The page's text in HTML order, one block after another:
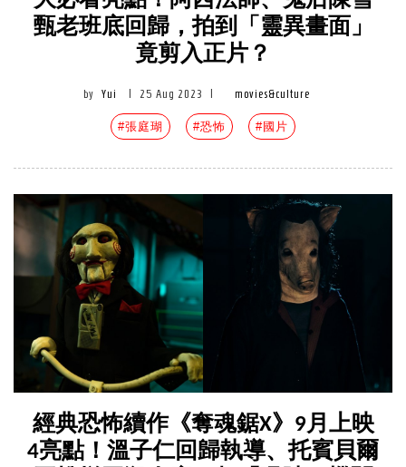
甄老班底回歸，拍到「靈異畫面」
竟剪入正片？
by Yui 25 Aug 2023 movies&culture
#張庭瑚 #恐怖 #國片
經典恐怖續作《奪魂鋸X》9月上映
4亮點！溫子仁回歸執導、托賓貝爾